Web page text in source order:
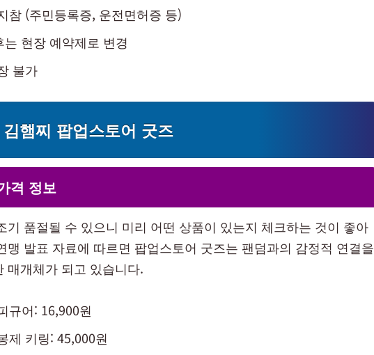
참 (주민등록증, 운전면허증 등)
현장 예약제로 변경
불가
햄찌 팝업스토어 굿즈
격 정보
기 품절될 수 있으니 미리 어떤 상품이 있는지 체크하는 것이 좋아
맹 발표 자료에 따르면 팝업스토어 굿즈는 팬덤과의 감정적 연결을
매개체가 되고 있습니다.
규어: 16,900원
제 키링: 45,000원